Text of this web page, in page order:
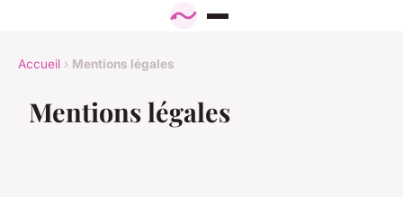
Accueil › Mentions légales
Mentions légales